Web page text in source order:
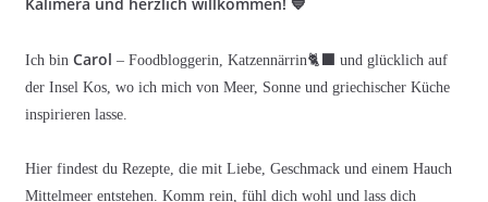
Ich bin Carol – Foodbloggerin, Katzennärrin🐈‍⬛ und glücklich auf
der Insel Kos, wo ich mich von Meer, Sonne und griechischer Küche
inspirieren lasse.
Hier findest du Rezepte, die mit Liebe, Geschmack und einem Hauch
Mittelmeer entstehen. Komm rein, fühl dich wohl und lass dich